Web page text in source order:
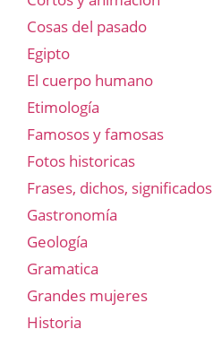
Cosas del pasado
Egipto
El cuerpo humano
Etimología
Famosos y famosas
Fotos historicas
Frases, dichos, significados
Gastronomía
Geología
Gramatica
Grandes mujeres
Historia